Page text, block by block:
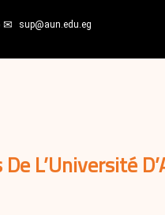
sup@aun.edu.eg
L’Université